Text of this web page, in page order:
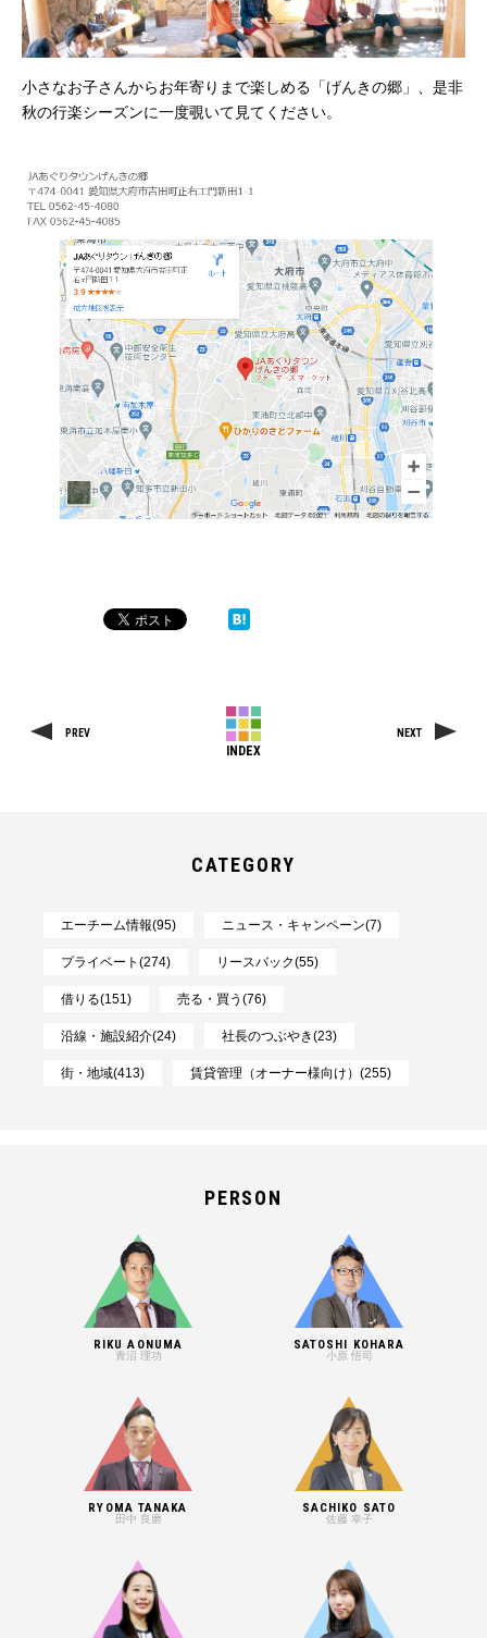
小さなお子さんからお年寄りまで楽しめる「げんきの郷」、是非
秋の行楽シーズンに一度覗いて見てください。
PREV
INDEX
NEXT
CATEGORY
エーチーム情報(95) ニュース・キャンペーン(7)
プライベート(274) リースバック(55)
借りる(151) 売る・買う(76)
沿線・施設紹介(24) 社長のつぶやき(23)
街・地域(413) 賃貸管理（オーナー様向け）(255)
PERSON
RIKU AONUMA
青沼 理功
SATOSHI KOHARA
小原 悟司
RYOMA TANAKA
田中 良磨
SACHIKO SATO
佐藤 幸子